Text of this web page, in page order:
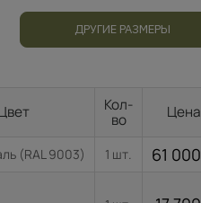
ДРУГИЕ РАЗМЕРЫ
Кол-
во
Цена
(RAL 9003) 1 шт. 61 000